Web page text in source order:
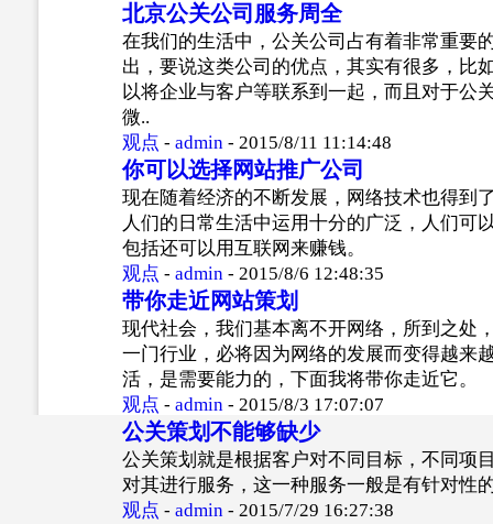
北京公关公司服务周全
在我们的生活中，公关公司占有着非常重要
出，要说这类公司的优点，其实有很多，比
以将企业与客户等联系到一起，而且对于公
微..
观点 - admin- 2015/8/11 11:14:48
你可以选择网站推广公司
现在随着经济的不断发展，网络技术也得到
人们的日常生活中运用十分的广泛，人们可
包括还可以用互联网来赚钱。
观点 - admin- 2015/8/6 12:48:35
带你走近网站策划
现代社会，我们基本离不开网络，所到之处
一门行业，必将因为网络的发展而变得越来
活，是需要能力的，下面我将带你走近它。
观点 - admin- 2015/8/3 17:07:07
公关策划不能够缺少
公关策划就是根据客户对不同目标，不同项
对其进行服务，这一种服务一般是有针对性
观点 - admin- 2015/7/29 16:27:38